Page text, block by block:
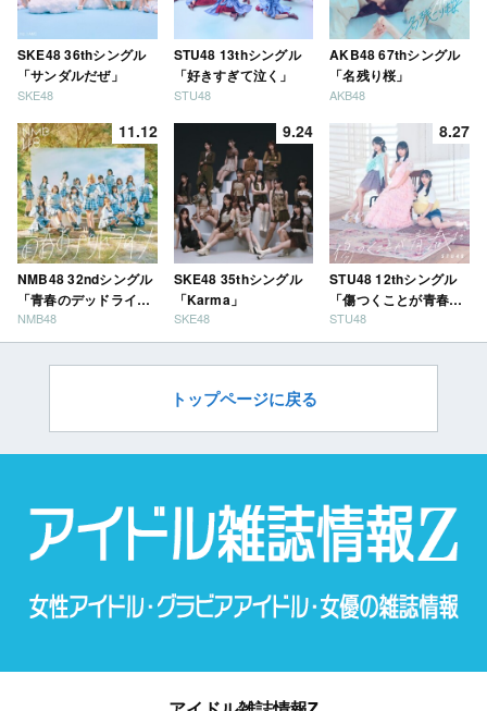
SKE48 36thシングル
「サンダルだぜ」
SKE48
STU48 13thシングル
「好きすぎて泣く」
STU48
AKB48 67thシングル
「名残り桜」
AKB48
11.12
NMB48 32ndシングル
「青春のデッドライ
ン」
NMB48
9.24
SKE48 35thシングル
「Karma」
SKE48
8.27
STU48 12thシングル
「傷つくことが青春
だ」
STU48
トップページに戻る